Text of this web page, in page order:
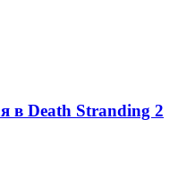
в Death Stranding 2